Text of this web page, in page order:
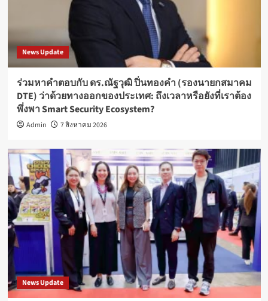
News Update
ร่วมหาคำตอบกับ ดร.ณัฐวุฒิ ปิ่นทองคำ (รองนายกสมาคม
DTE) ว่าด้วยทางออกของประเทศ: ถึงเวลาหรือยังที่เราต้อง
พึ่งพา Smart Security Ecosystem?
Admin 7 สิงหาคม 2026
News Update